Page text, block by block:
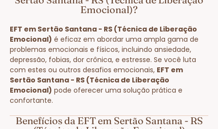
Emocional)?
EFT em Sertão Santana - RS (Técnica de Liberação
Emocional) é eficaz em abordar uma ampla gama de
problemas emocionais e físicos, incluindo ansiedade,
depressão, fobias, dor crônica, e estresse. Se você luta
com estes ou outros desafios emocionais, EFT em
Sertão Santana - RS (Técnica de Liberação
Emocional) pode oferecer uma solução prática e
confortante.
Benefícios da EFT em Sertão Santana - RS